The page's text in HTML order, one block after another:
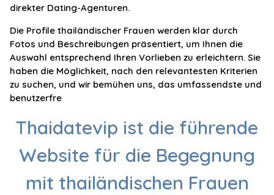
direkter Dating-Agenturen.
Die Profile thailändischer Frauen werden klar durch
Fotos und Beschreibungen präsentiert, um Ihnen die
Auswahl entsprechend Ihren Vorlieben zu erleichtern. Sie
haben die Möglichkeit, nach den relevantesten Kriterien
zu suchen, und wir bemühen uns, das umfassendste und
benutzerfre
Thaidatevip ist die führende
Website für die Begegnung
mit thailändischen Frauen